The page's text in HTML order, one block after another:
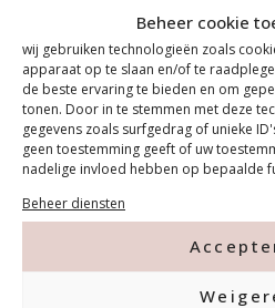
Beheer cookie
wij gebruiken technologieën zoals
apparaat op te slaan en/of te
de beste ervaring te bieden en om
tonen. Door in te stemmen met deze
gegevens zoals surfgedrag of unieke
geen toestemming geeft of uw
nadelige invloed hebben op bepaalde
Beheer diensten
Contact
Tanthofdreef 7 2623 EW Delft
015-2120822
info@mfacademy.nl